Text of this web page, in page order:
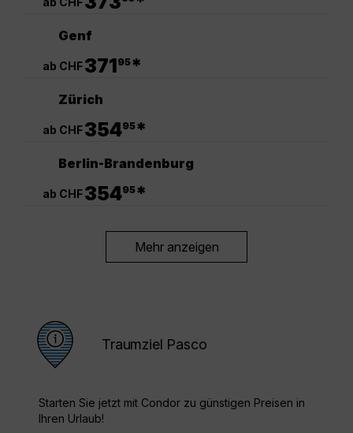
Genf
ab CHF37195*
Zürich
ab CHF35495*
Berlin-Brandenburg
ab CHF35495*
Mehr anzeigen
Traumziel Pasco
Starten Sie jetzt mit Condor zu günstigen Preisen in
Ihren Urlaub!